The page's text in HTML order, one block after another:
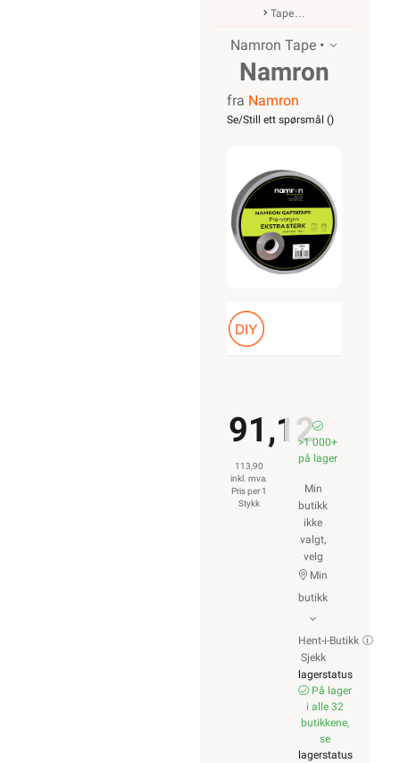
Tape
Namron Tape •
Namron
gaffatape
grå Pro
fra Namron
Se/Still ett spørsmål ()
91,12
113,90
inkl. mva.
Pris per 1
Stykk
>1 000+
på lager
Min
butikk
ikke
valgt,
velg
Min
butikk
Hent-i-Butikk
Sjekk
lagerstatus
På lager
i alle 32
butikkene,
se
lagerstatus